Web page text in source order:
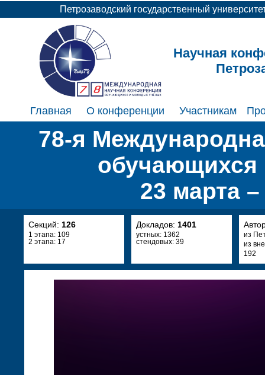
Петрозаводский государственный
Научная
Главная О конференции Участникам
78-я
23 марта
Секций: 126
1 этапа: 109
2 этапа: 17
Докладов: 1401
устных: 1362
стендовых: 39
из
из
192